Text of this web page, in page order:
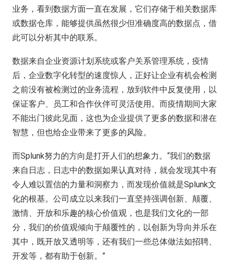
业务，看到数据方面一直在发展，它们存储于相关数据库
或数据仓库，能够提供虽然很少但准确度高的数据点，借
此可以分析其中的联系。
数据来自企业资源计划系统或客户关系管理系统，疫情
后，企业数字化转型的速度惊人，正好让企业有机会检测
之前没有被检测过的业务流程，放到软件中反复使用，以
保证客户、员工和合作伙伴可灵活使用。而疫情期间大家
不能出门彼此见面，这也为企业提供了更多的数据和潜在
智慧，但也给企业带来了更多的风险。
而Splunk努力的方向是打开人们的想象力。“我们的数据
来自日志，日志中的数据如果认真对待，就会发现其中有
令人难以置信的力量和洞察力，而发现价值就是Splunk文
化的根基。公司成立以来我们一直坚持强调创新、颠覆、
激情、开放和乐趣的核心价值观，也是我们文化的一部
分，我们的价值观倾向于颠覆性的，以创新为导向并乐在
其中，既开放又透明等，还有我们一些总体做法如招聘、
开发等，都有助于创新。”